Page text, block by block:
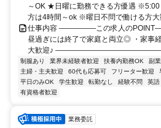
～OK ★日曜に勤務できる方優遇 ※5:00
方は4時間～ok ※曜日不問で働ける方大
仕事内容 ―――――この求人の
昼過ぎには終了で家庭と両立◎ ・家事
大歓迎♪
制服あり 業界未経験者歓迎 扶養内勤務OK 副
主婦・主夫歓迎
60代も応募可 フリーター歓迎
平日のみOK
学生歓迎 転勤なし 経験不問 英語
有資格者歓迎
業務委託